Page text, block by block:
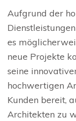
Aufgrund der
es
neue Projekte
seine
hochwertigen
Kunden bereit,
Architekten zu